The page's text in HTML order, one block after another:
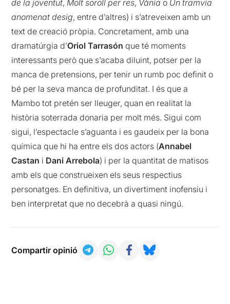
de la joventut, Molt soroll per res, Vània o Un tramvia
anomenat desig, entre d’altres) i s’atreveixen amb un
text de creació pròpia. Concretament, amb una
dramatúrgia d’Oriol Tarrasón que té moments
interessants però que s’acaba diluint, potser per la
manca de pretensions, per tenir un rumb poc definit o
bé per la seva manca de profunditat. I és que a
Mambo tot pretén ser lleuger, quan en realitat la
història soterrada donaria per molt més. Sigui com
sigui, l’espectacle s’aguanta i es gaudeix per la bona
química que hi ha entre els dos actors (Annabel
Castan i Dani Arrebola) i per la quantitat de matisos
amb els que construeixen els seus respectius
personatges. En definitiva, un divertiment inofensiu i
ben interpretat que no decebrà a quasi ningú.
Compartir opinió